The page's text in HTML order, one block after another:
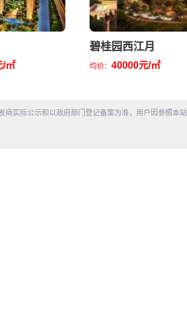
/㎡
碧桂园西江月
均价： 40000元/㎡
实际公示和以政府部门登记备案为准，用户因参照本